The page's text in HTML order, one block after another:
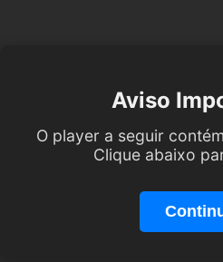
Aviso
O player a seguir
Clique abaixo